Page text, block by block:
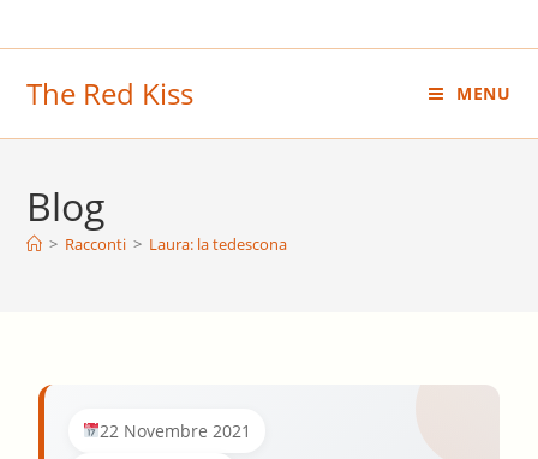
al
The Red Kiss MENU
Blog
> Racconti > Laura: la tedescona
22 Novembre 2021